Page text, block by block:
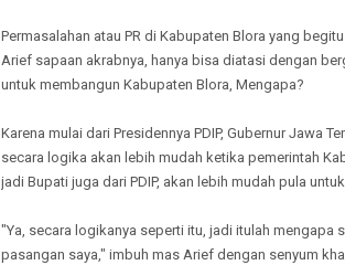
Permasalahan atau PR di Kabupaten Blora yang
Arief sapaan akrabnya, hanya bisa diatasi dengan
untuk membangun Kabupaten Blora, Mengapa?
Karena mulai dari Presidennya PDIP, Gubernur Jawa
secara logika akan lebih mudah ketika pemerintah
jadi Bupati juga dari PDIP, akan lebih mudah pula
"Ya, secara logikanya seperti itu, jadi itulah mengapa
pasangan saya," imbuh mas Arief dengan senyum